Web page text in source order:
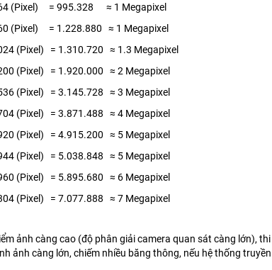
(Pixel) = 995.328 ≈ 1 Megapixel
(Pixel) = 1.228.880 ≈ 1 Megapixel
(Pixel) = 1.310.720 ≈ 1.3 Megapixel
(Pixel) = 1.920.000 ≈ 2 Megapixel
(Pixel) = 3.145.728 ≈ 3 Megapixel
(Pixel) = 3.871.488 ≈ 4 Megapixel
(Pixel) = 4.915.200 ≈ 5 Megapixel
(Pixel) = 5.038.848 ≈ 5 Megapixel
(Pixel) = 5.895.680 ≈ 6 Megapixel
(Pixel) = 7.077.888 ≈ 7 Megapixel
ảnh càng cao (độ phân giải camera quan sát càng lớn),
ảnh càng lớn, chiếm nhiều băng thông, nếu hệ thống